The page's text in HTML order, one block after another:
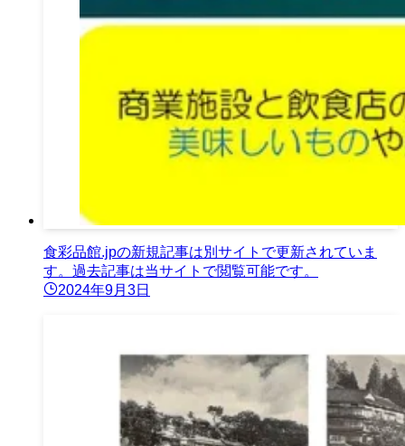
食彩品館.jpの新規記事は別サイトで更新されていま
す。過去記事は当サイトで閲覧可能です。
2024年9月3日